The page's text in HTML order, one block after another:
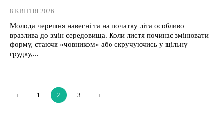
8 КВІТНЯ 2026
Молода черешня навесні та на початку літа особливо
вразлива до змін середовища. Коли листя починає змінювати
форму, стаючи «човником» або скручуючись у щільну
грудку,...
1 2 3